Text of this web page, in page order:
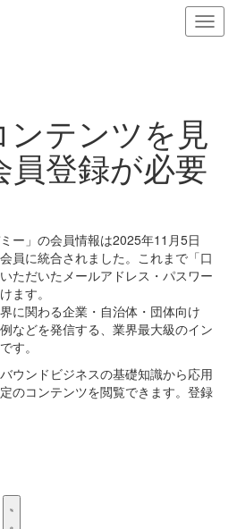
ナ
ビ
の
表
替
え
ンテンツを見
員登録が必要
ー」の会員情報は2025年11月5日
員に統合されました。これまで「口
ただいたメールアドレス・パスワー
ます。
に関わる企業・自治体・団体向け
などを発信する、業界最大級のイン
す。
ウンドビジネスの基礎知識から応用
のコンテンツを閲覧できます。登録